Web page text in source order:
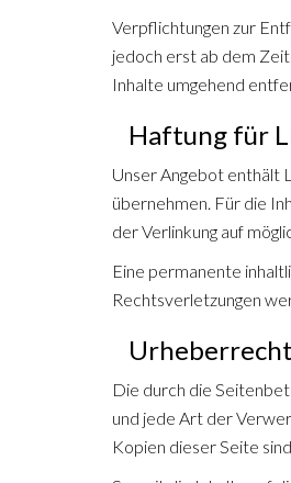
Verpflichtungen zur
jedoch erst ab dem
Inhalte umgehend
Haftung für
Unser Angebot enthält
übernehmen. Für die
der Verlinkung auf
Eine permanente
Rechtsverletzungen
Urheberrecht
Die durch die
und jede Art der
Kopien dieser Seite